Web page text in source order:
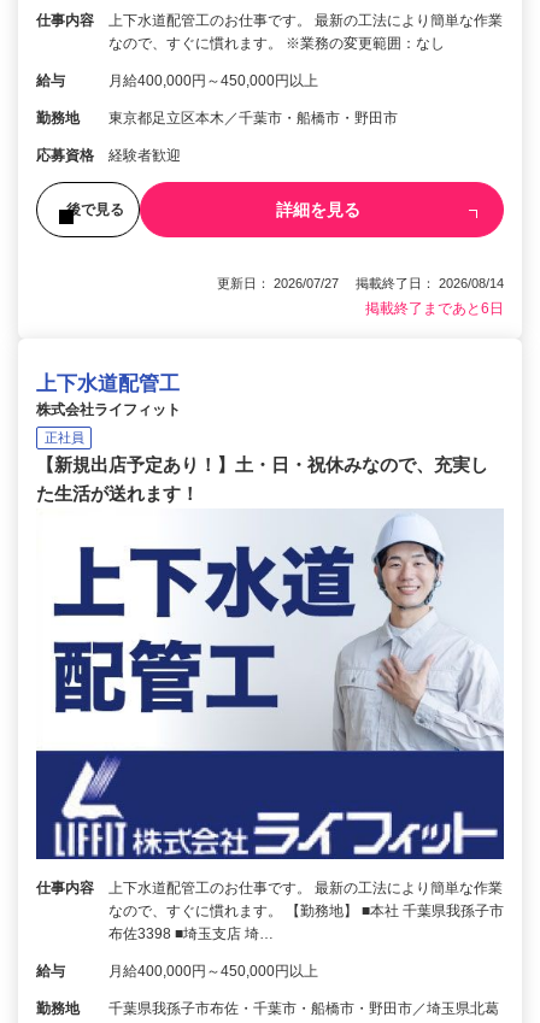
仕事内容
上下水道配管工のお仕事です。 最新の工法により簡単な作業
なので、すぐに慣れます。 ※業務の変更範囲：なし
給与 月給400,000円～450,000円以上
勤務地 東京都足立区本木／千葉市・船橋市・野田市
応募資格 経験者歓迎
後で見る 詳細を見る
更新日： 2026/07/27 掲載終了日： 2026/08/14
掲載終了まであと6日
上下水道配管工
株式会社ライフィット
正社員
【新規出店予定あり！】土・日・祝休みなので、充実し
た生活が送れます！
仕事内容
上下水道配管工のお仕事です。 最新の工法により簡単な作業
なので、すぐに慣れます。 【勤務地】 ■本社 千葉県我孫子市
布佐3398 ■埼玉支店 埼…
給与 月給400,000円～450,000円以上
勤務地
千葉県我孫子市布佐・千葉市・船橋市・野田市／埼玉県北葛